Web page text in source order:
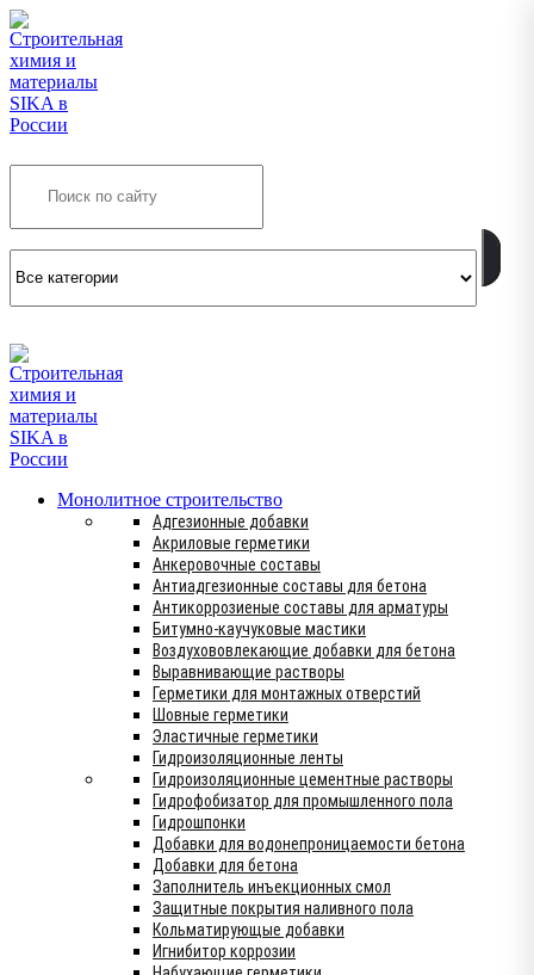
Монолитное строительство
Адгезионные добавки
Акриловые герметики
Анкеровочные составы
Антиадгезионные составы для бетона
Антикоррозиеные составы для арматуры
Битумно-каучуковые мастики
Воздухововлекающие добавки для бетона
Выравнивающие растворы
Герметики для монтажных отверстий
Шовные герметики
Эластичные герметики
Гидроизоляционные ленты
Гидроизоляционные цементные растворы
Гидрофобизатор для промышленного пола
Гидрошпонки
Добавки для водонепроницаемости бетона
Добавки для бетона
Заполнитель инъекционных смол
Защитные покрытия наливного пола
Кольматирующые добавки
Игнибитор коррозии